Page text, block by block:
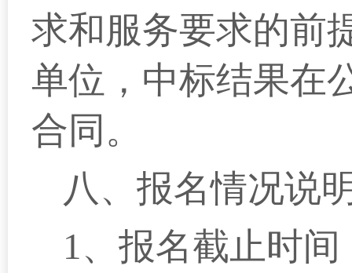
求和服务要求的前
单位，中标结果在
合同。
八、报名情况说
1、报名截止时间